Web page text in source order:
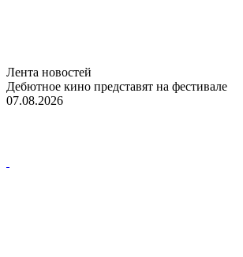
Лента новостей
Дебютное кино представят на фестивале
07.08.2026